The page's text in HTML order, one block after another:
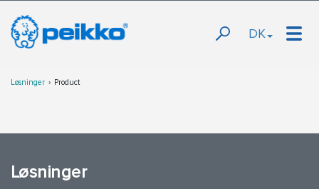
DK
Løsninger Product
Løsninger